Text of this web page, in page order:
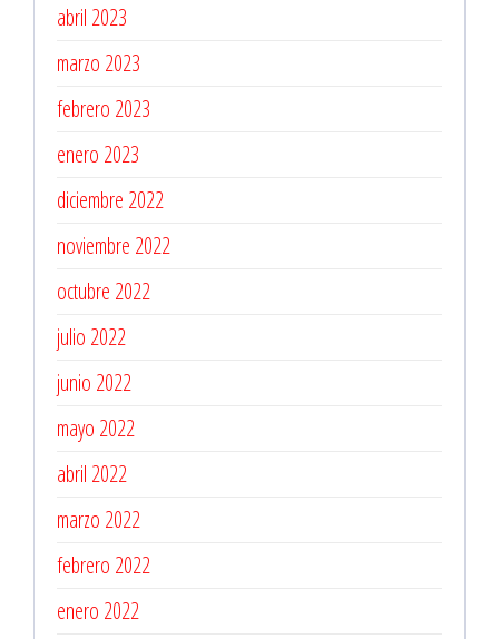
abril 2023
marzo 2023
febrero 2023
enero 2023
diciembre 2022
noviembre 2022
octubre 2022
julio 2022
junio 2022
mayo 2022
abril 2022
marzo 2022
febrero 2022
enero 2022